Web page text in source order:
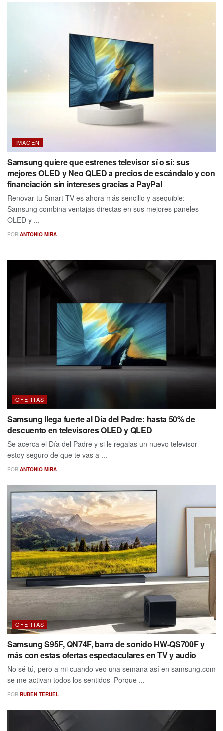
IMAGEN
Samsung quiere que estrenes televisor sí o sí: sus
mejores OLED y Neo QLED a precios de escándalo y con
financiación sin intereses gracias a PayPal
Renovar tu Smart TV es ahora más sencillo y asequible:
Samsung combina ventajas directas en sus mejores paneles
OLED y ...
POR ANTONIO MIRA
OFERTAS
Samsung llega fuerte al Día del Padre: hasta 50% de
descuento en televisores OLED y QLED
Se acerca el Día del Padre y si le regalas un nuevo televisor
estoy seguro de que te vas a ...
POR ANTONIO MIRA
OFERTAS
Samsung S95F, QN74F, barra de sonido HW-QS700F y
más con estas ofertas espectaculares en TV y audio
No sé tú, pero a mi cuando veo una semana así en samsung.com
se me activan todos los sentidos. Porque ...
POR RUBEN TERUEL